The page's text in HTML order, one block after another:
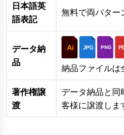
日本語英
語表記
無料で両パター
データ納
品
Ai JPG PNG
納品ファイルは
著作権譲
渡
データ納品と同
客様に譲渡しま